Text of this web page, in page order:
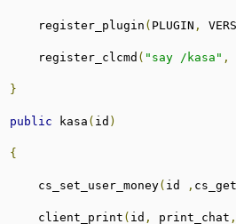
    register_plugin
( PLUGIN ,
    register_clcmd
( "say /kasa" ,
}
public kasa ( id )
{
    cs_set_user_money
( id ,
    client_print
( id , print_chat ,